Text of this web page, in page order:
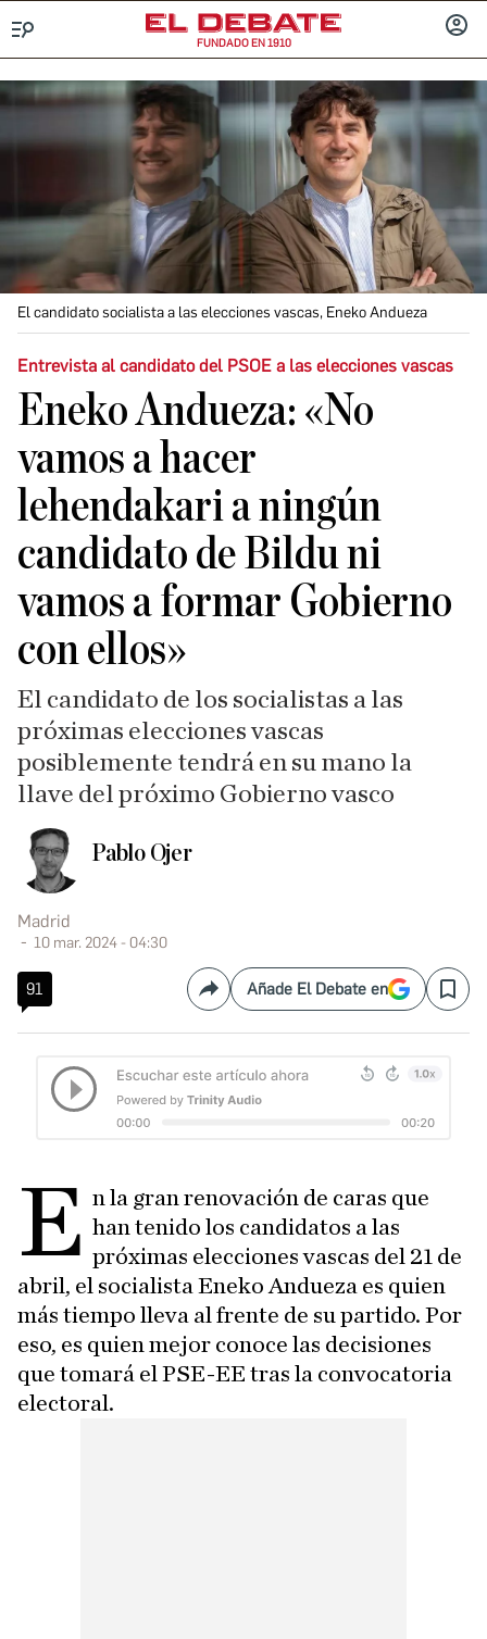
FUNDADO EN 1910
El candidato socialista a las elecciones vascas, Eneko Andueza
Entrevista al candidato del PSOE a las elecciones vascas
Eneko Andueza: «No
vamos a hacer
lehendakari a ningún
candidato de Bildu ni
vamos a formar Gobierno
con ellos»
El candidato de los socialistas a las
próximas elecciones vascas
posiblemente tendrá en su mano la
llave del próximo Gobierno vasco
Pablo Ojer
Madrid
10 mar. 2024 - 04:30
91 CompartirAñade El Debate en Save
E n la gran renovación de caras que
han tenido los candidatos a las
próximas elecciones vascas del 21 de
abril, el socialista Eneko Andueza es quien
más tiempo lleva al frente de su partido. Por
eso, es quien mejor conoce las decisiones
que tomará el PSE-EE tras la convocatoria
electoral.